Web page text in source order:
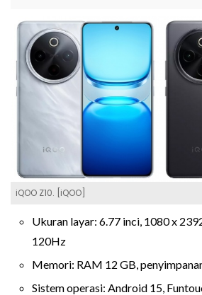
iQOO Z10. [iQOO]
Ukuran layar: 6.77 inci, 1080 x
120Hz
Memori: RAM 12 GB,
Sistem operasi: Android 15,